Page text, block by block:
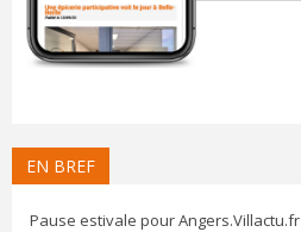
EN BREF
Pause estivale pour Angers.Villactu.fr